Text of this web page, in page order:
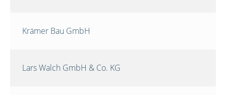
Krämer Bau GmbH
Lars Walch GmbH & Co. KG